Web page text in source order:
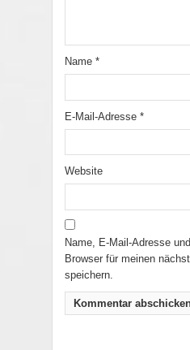
Name *
E-Mail-Adresse *
Website
Name, E-Mail-Adresse
Browser für meinen
speichern.